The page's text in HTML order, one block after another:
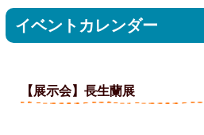
イベントカレンダー
【展示会】長生蘭展